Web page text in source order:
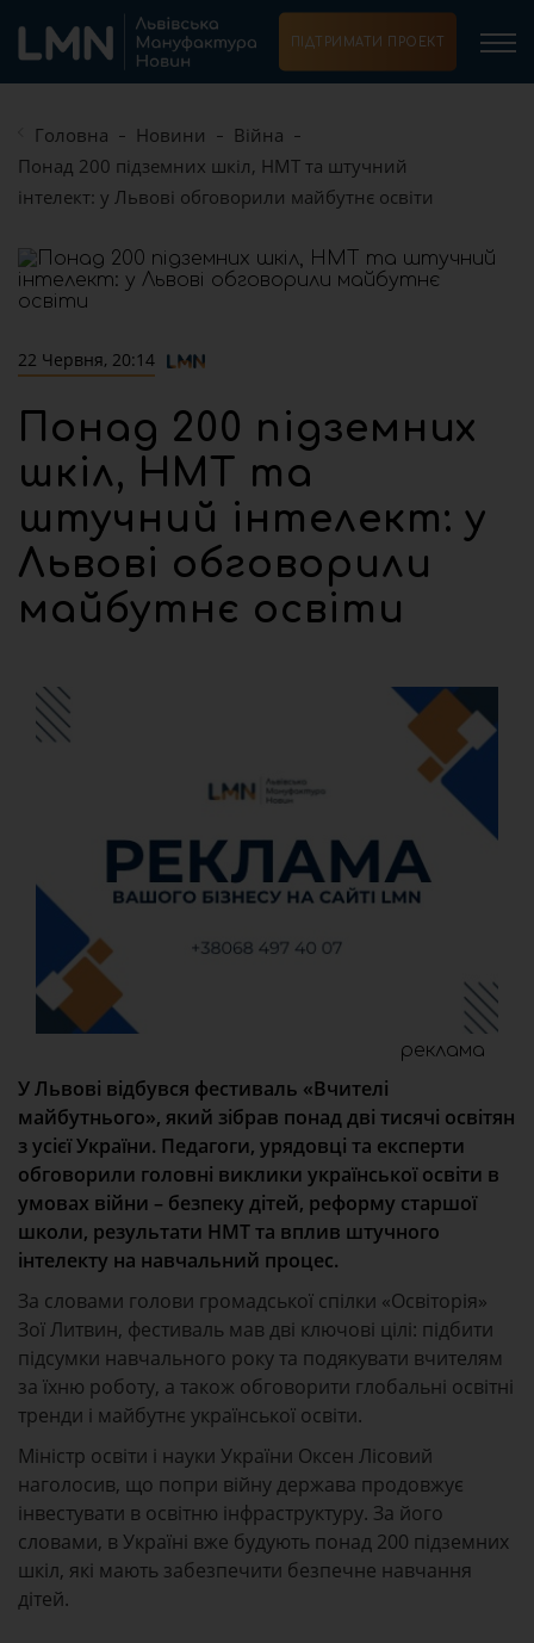
ПІДТРИМАТИ ПРОЕКТ
Головна Новини
Війна
Понад 200 підземних шкіл, НМТ та штучний
інтелект: у Львові обговорили майбутнє освіти
22 Червня, 20:14
Понад 200 підземних
шкіл, НМТ та
штучний інтелект: у
Львові обговорили
майбутнє освіти
реклама
У Львові відбувся фестиваль «Вчителі
майбутнього», який зібрав понад дві тисячі освітян
з усієї України. Педагоги, урядовці та експерти
обговорили головні виклики української освіти в
умовах війни – безпеку дітей, реформу старшої
школи, результати НМТ та вплив штучного
інтелекту на навчальний процес.
За словами голови громадської спілки «Освіторія»
Зої Литвин, фестиваль мав дві ключові цілі: підбити
підсумки навчального року та подякувати вчителям
за їхню роботу, а також обговорити глобальні освітні
тренди і майбутнє української освіти.
Міністр освіти і науки України Оксен Лісовий
наголосив, що попри війну держава продовжує
інвестувати в освітню інфраструктуру. За його
словами, в Україні вже будують понад 200 підземних
шкіл, які мають забезпечити безпечне навчання
дітей.